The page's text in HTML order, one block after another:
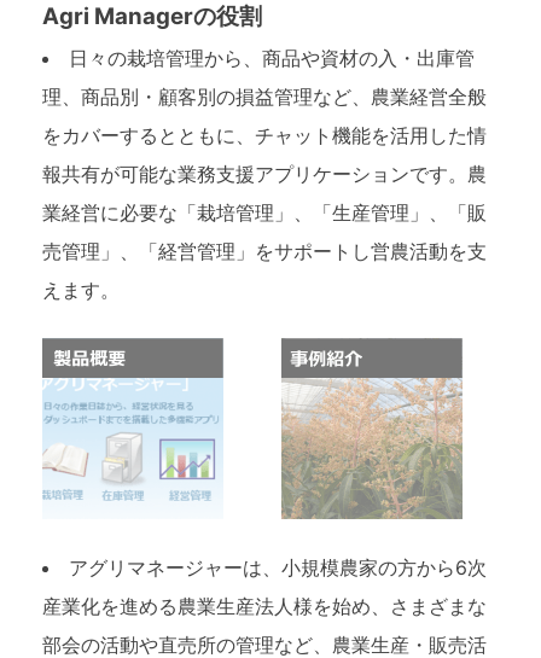
Agri Managerの役割
日々の栽培管理から、商品や資材の入・出庫管
理、商品別・顧客別の損益管理など、農業経営全般
をカバーするとともに、チャット機能を活用した情
報共有が可能な業務支援アプリケーションです。農
業経営に必要な「栽培管理」、「生産管理」、「販
売管理」、「経営管理」をサポートし営農活動を支
えます。
アグリマネージャーは、小規模農家の方から6次
産業化を進める農業生産法人様を始め、さまざまな
部会の活動や直売所の管理など、農業生産・販売活